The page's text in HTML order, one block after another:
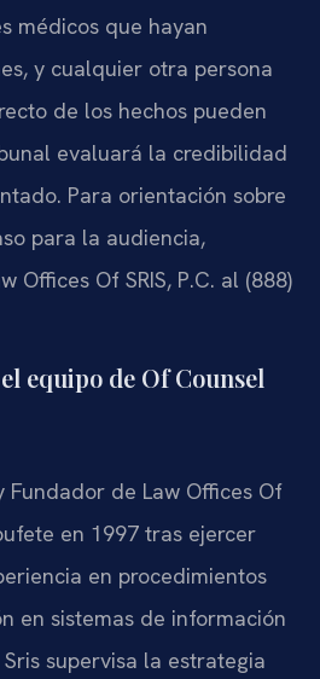
médicos que hayan
y cualquier otra persona
de los hechos pueden
evaluará la credibilidad
Para orientación sobre
para la audiencia,
Offices Of SRIS, P.C. al (888)
equipo de Of Counsel
Fundador de Law Offices Of
en 1997 tras ejercer
en procedimientos
en sistemas de información
supervisa la estrategia